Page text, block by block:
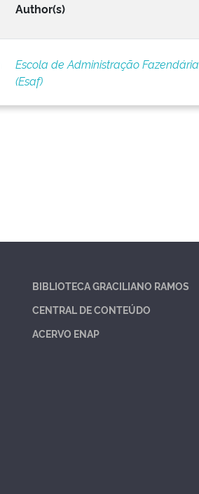
Author(s)
Escola de Administração Fazendária
(Esaf)
BIBLIOTECA GRACILIANO RAMOS
CENTRAL DE CONTEÚDO
ACERVO ENAP